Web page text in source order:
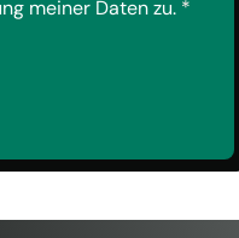
meiner Daten zu. *